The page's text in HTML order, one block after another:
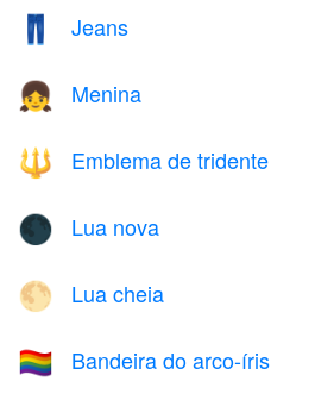
👖 Jeans
👧 Menina
🔱 Emblema de tridente
🌑 Lua nova
🌕 Lua cheia
🏳️‍🌈 Bandeira do arco-íris